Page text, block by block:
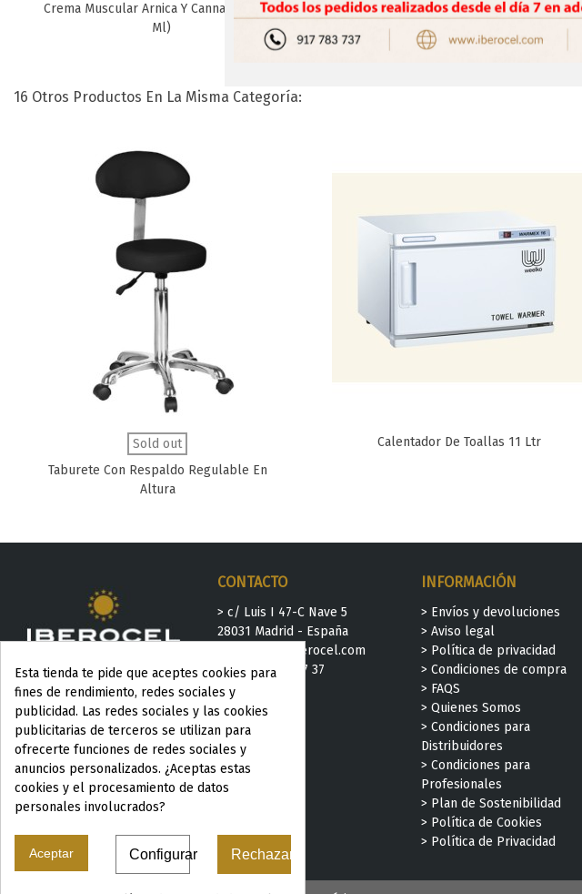
Favorito
Crema Muscular Arnica Y Cannabis (1000
Ml)
Favorito
Venda Neuromuscular C+I 5 Cm X 5 Mtrs (
16 Otros Productos En La Misma Categoría:
Favorito
Sold out
Taburete Con Respaldo Regulable En
Altura
Favorito
Calentador De Toallas 11 Ltr
CONTACTO
> c/ Luis I 47-C Nave 5
28031 Madrid - España
iberocel@iberocel.com
>+ 34 91 778 37 37
INFORMACIÓN
> Envíos y devoluciones
> Aviso legal
> Política de privacidad
> Condiciones de compra
> FAQS
> Quienes Somos
> Condiciones para
Distribuidores
> Condiciones para
Profesionales
> Plan de Sostenibilidad
> Política de Cookies
> Política de Privacidad
Esta tienda te pide que aceptes cookies para
fines de rendimiento, redes sociales y
publicidad. Las redes sociales y las cookies
publicitarias de terceros se utilizan para
ofrecerte funciones de redes sociales y
anuncios personalizados. ¿Aceptas estas
cookies y el procesamiento de datos
personales involucrados?
Aceptar Configurar Rechazar